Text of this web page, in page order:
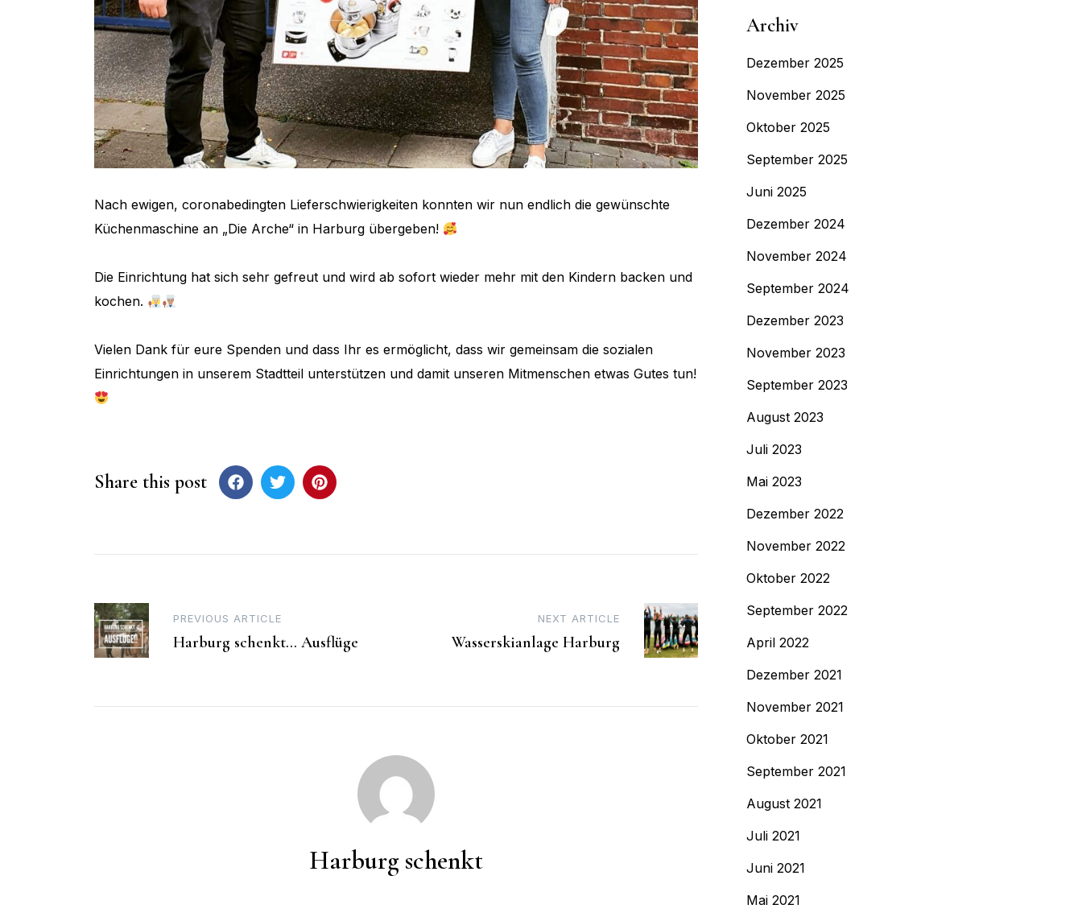
Nach ewigen, coronabedingten Lieferschwierigkeiten konnten wir nun endlich die gewünschte
Küchenmaschine an „Die Arche“ in Harburg übergeben!
Die Einrichtung hat sich sehr gefreut und wird ab sofort wieder mehr mit den Kindern backen und
kochen.
Vielen Dank für eure Spenden und dass Ihr es ermöglicht, dass wir gemeinsam die sozialen
Einrichtungen in unserem Stadtteil unterstützen und damit unseren Mitmenschen etwas Gutes tun!
Share this post
Post
navigation
PREVIOUS ARTICLE
Harburg schenkt… Ausflüge
NEXT ARTICLE
Wasserskianlage Harburg
Harburg schenkt
Archiv
Dezember 2025
November 2025
Oktober 2025
September 2025
Juni 2025
Dezember 2024
November 2024
September 2024
Dezember 2023
November 2023
September 2023
August 2023
Juli 2023
Mai 2023
Dezember 2022
November 2022
Oktober 2022
September 2022
April 2022
Dezember 2021
November 2021
Oktober 2021
September 2021
August 2021
Juli 2021
Juni 2021
Mai 2021